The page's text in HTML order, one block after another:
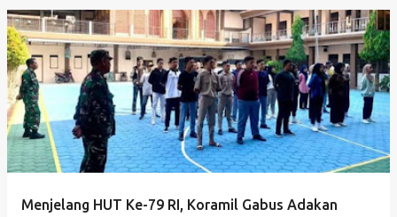
P
o
s
t
n
Menjelang HUT Ke-79 RI, Koramil Gabus Adakan